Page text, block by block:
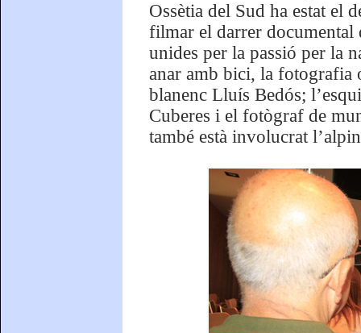
Ossètia del Sud ha estat el
filmar el darrer documental
unides per la passió per la
anar amb bici, la fotografia
blanenc Lluís Bedós;
Cuberes i el fotògraf de
també està involucrat